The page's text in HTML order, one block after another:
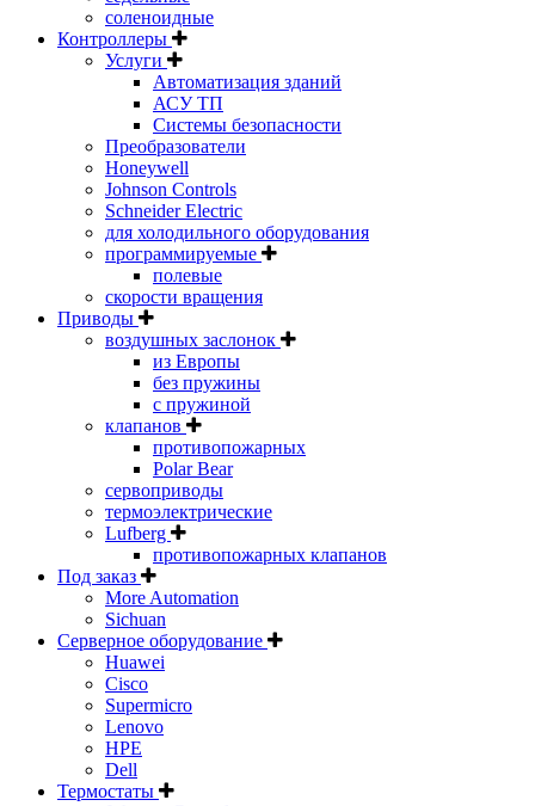
соленоидные
Контроллеры
Услуги
Автоматизация зданий
АСУ ТП
Системы безопасности
Преобразователи
Honeywell
Johnson Controls
Schneider Electric
для холодильного оборудования
программируемые
полевые
скорости вращения
Приводы
воздушных заслонок
из Европы
без пружины
с пружиной
клапанов
противопожарных
Polar Bear
сервоприводы
термоэлектрические
Lufberg
противопожарных клапанов
Под заказ
More Automation
Sichuan
Серверное оборудование
Huawei
Cisco
Supermicro
Lenovo
HPE
Dell
Термостаты